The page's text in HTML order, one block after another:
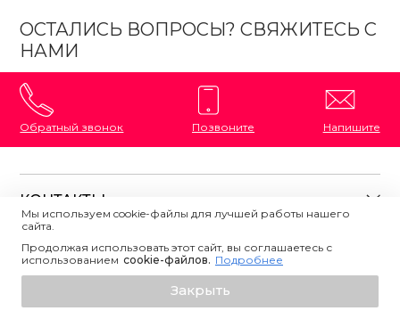
Узнать о поступлении
ОСТАЛИСЬ ВОПРОСЫ? СВЯЖИТЕСЬ С
НАМИ
Обратный звонок Позвоните Напишите
КОНТАКТЫ
8 (800) 333-87-72
Напишите нам
ПОЛЕЗНАЯ ИНФОРМАЦИЯ
О магазине
Мы используем cookie-файлы для лучшей работы нашего
сайта.
Продолжая использовать этот сайт, вы соглашаетесь с
использованием сookie-файлов. Подробнее
Закрыть